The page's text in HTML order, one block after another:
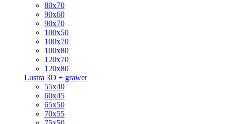
80x70
90x60
90x70
100x50
100x70
100x80
120x70
120x80
Lustra 3D + grawer
55x40
60x45
65x50
70x55